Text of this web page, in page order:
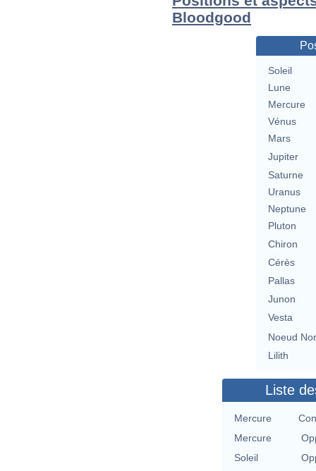
Bloodgood
Soleil
Lune
Mercure
Vénus
Mars
Jupiter
Saturne
Uranus
Neptune
Pluton
Chiron
Cérès
Pallas
Junon
Vesta
Noeud
Lilith
Liste
Mercure
Mercure
Soleil